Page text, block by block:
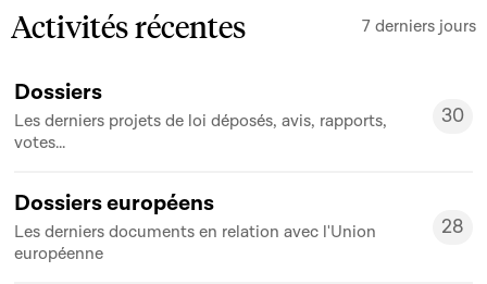
Activités récentes 7 derniers jours
Dossiers
Les derniers projets de loi déposés, avis, rapports,
votes...
30
30
Dossiers européens
Les derniers documents en relation avec l'Union
européenne
28
28